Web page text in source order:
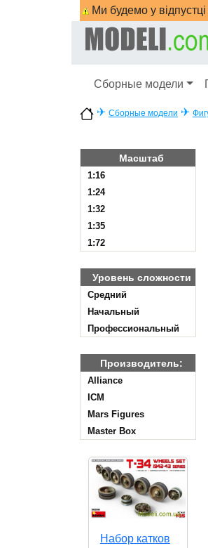
Ми будемо у
Сборные модели
✈ Сборные модели ✈
Масштаб
1:16
1:24
1:32
1:35
1:72
Уровень сложности
Cредний
Начальный
Профессиональный
Производитель:
Alliance
ICM
Mars Figures
Master Box
Набор катков